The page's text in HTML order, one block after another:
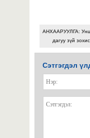
АНХААРУУЛГА:
дагуу зүй
Сэтгэгдэл